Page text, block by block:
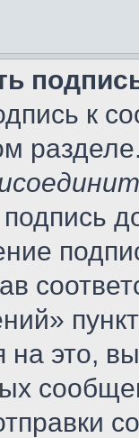
к
на это,